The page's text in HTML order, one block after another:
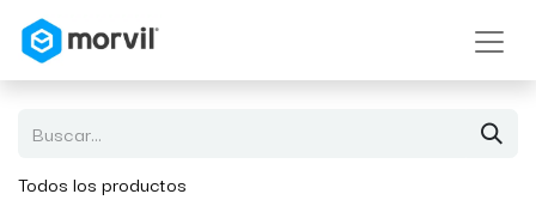
Todos los productos